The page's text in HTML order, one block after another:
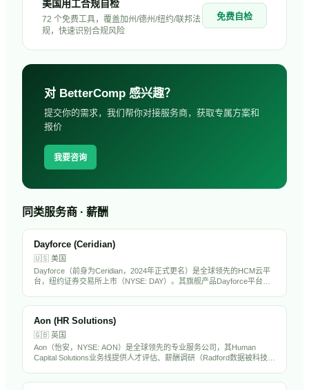
美国用工合规自检
72 个免费工具，覆盖加州/德州/纽约/联邦法
规，快速识别合规风险
免费自检
对 BetterComp 感兴趣？
提交你的需求，我们帮你对接服务商，获取专属方案和
报价
我要咨询
同类服务商 · 薪酬
Dayforce (Ceridian)
🇺🇸 美国
Dayforce（前身为Ceridian，2024年正式更名）是全球领先的HCM云平
台，纽约证券交易所上市（NYSE: DAY）。其旗舰产品Dayforce平台整
Aon (HR Solutions)
🇬🇧 英国
Aon（怡安，NYSE: AON）是全球领先的专业服务公司，其Human
Capital Solutions业务线提供人才评估、薪酬调研（Radford数据被科技行